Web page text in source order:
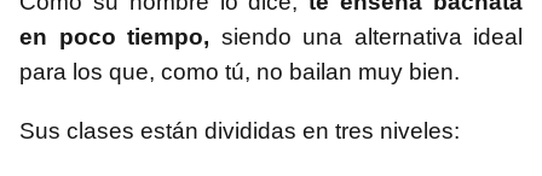
en poco tiempo, siendo una alternativa ideal
para los que, como tú, no bailan muy bien.
Sus clases están divididas en tres niveles: